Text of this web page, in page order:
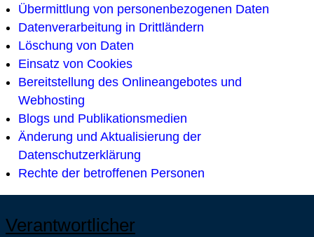
Übermittlung von personenbezogenen Daten
Datenverarbeitung in Drittländern
Löschung von Daten
Einsatz von Cookies
Bereitstellung des Onlineangebotes und
Webhosting
Blogs und Publikationsmedien
Änderung und Aktualisierung der
Datenschutzerklärung
Rechte der betroffenen Personen
Verantwortlicher